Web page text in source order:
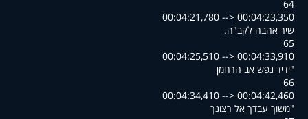
64
00:04:21,780 --> 00:04:23,350
.שיר אהבה לקב"ה
65
00:04:25,510 --> 00:04:33,910
ידיד נפש אב הרחמן"
66
00:04:34,410 --> 00:04:42,460
משוך עבדך אל רצונך"